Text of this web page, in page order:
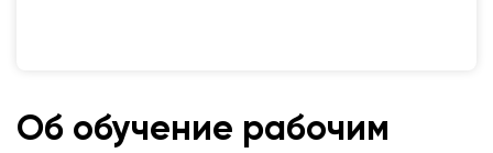
Об обучение рабочим